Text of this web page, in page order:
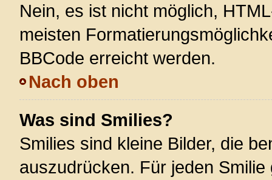
Nein, es ist nicht möglich,
meisten
BBCode erreicht werden.
Nach oben
Was sind Smilies?
Smilies sind kleine Bilder, die
auszudrücken. Für jeden